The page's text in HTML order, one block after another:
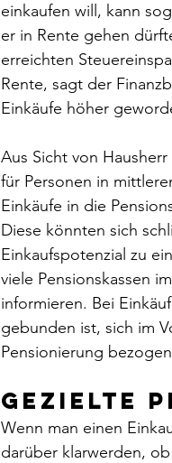
einkaufen will, kann
er in Rente gehen
erreichten
Rente, sagt der
Einkäufe höher
Aus Sicht von
für Personen in
Einkäufe in die
Diese könnten sich
Einkaufspotenzial zu
viele Pensionskassen
informieren. Bei
gebunden ist, sich im
Pensionierung
Gezielte
Wenn man einen
darüber klarwerden,